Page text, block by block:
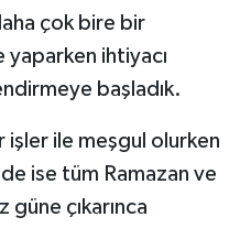
çok bire bir
ihtiyacı
başladık.
işler ile meşgul olurken
ise tüm Ramazan ve
güne çıkarınca